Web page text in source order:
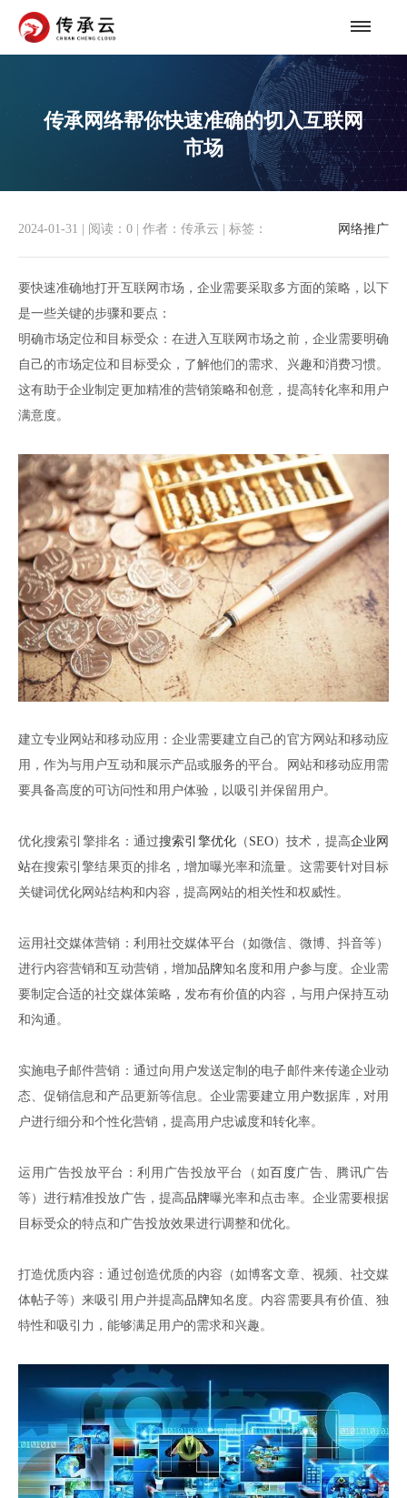
传承网络帮你快速准确的切入互联网
市场
网络推广
2024-01-31 阅读： 0 作者：传承云 标签：
要快速准确地打开互联网市场，企业需要采取多方面的策略，以下
是一些关键的步骤和要点：
明确市场定位和目标受众：在进入互联网市场之前，企业需要明确
自己的市场定位和目标受众，了解他们的需求、兴趣和消费习惯。
这有助于企业制定更加精准的营销策略和创意，提高转化率和用户
满意度。
建立专业网站和移动应用：企业需要建立自己的官方网站和移动应
用，作为与用户互动和展示产品或服务的平台。网站和移动应用需
要具备高度的可访问性和用户体验，以吸引并保留用户。
优化搜索引擎排名：通过搜索引擎优化（ SEO）技术，提高企业网
站在搜索引擎结果页的排名，增加曝光率和流量。这需要针对目标
关键词优化网站结构和内容，提高网站的相关性和权威性。
运用社交媒体营销：利用社交媒体平台（如微信、微博、抖音等）
进行内容营销和互动营销，增加品牌知名度和用户参与度。企业需
要制定合适的社交媒体策略，发布有价值的内容，与用户保持互动
和沟通。
实施电子邮件营销：通过向用户发送定制的电子邮件来传递企业动
态、促销信息和产品更新等信息。企业需要建立用户数据库，对用
户进行细分和个性化营销，提高用户忠诚度和转化率。
运用广告投放平台：利用广告投放平台（如百度广告、腾讯广告
等）进行精准投放广告，提高品牌曝光率和点击率。企业需要根据
目标受众的特点和广告投放效果进行调整和优化。
打造优质内容：通过创造优质的内容（如博客文章、视频、社交媒
体帖子等）来吸引用户并提高品牌知名度。内容需要具有价值、独
特性和吸引力，能够满足用户的需求和兴趣。